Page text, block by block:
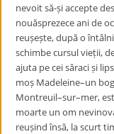
nevoit să-și accepte
nouăsprezece ani de
reușește, după o
schimbe cursul vieții,
ajuta pe cei săraci și
moș Madeleine–un
Montreuil–sur–mer,
moarte un om
reușind însă, la scurt